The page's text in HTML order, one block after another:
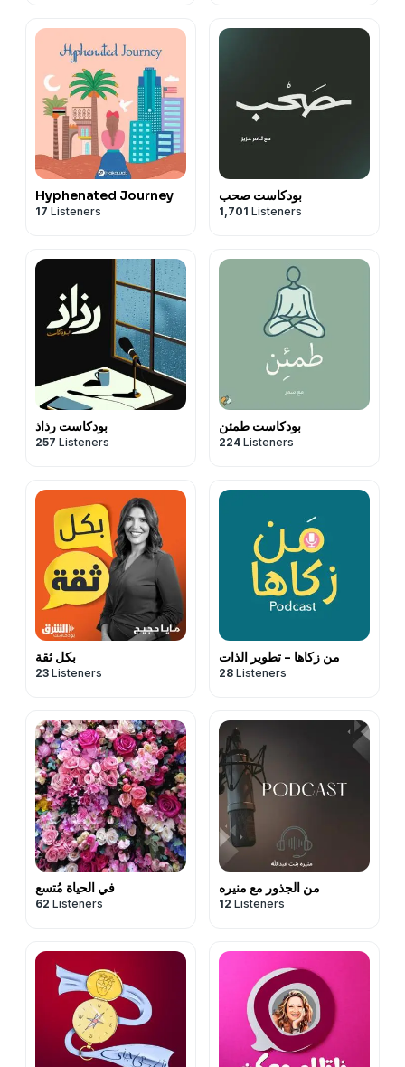
Hyphenated Journey
17 Listeners
بودكاست صحب
1,701 Listeners
بودكاست رذاذ
257 Listeners
بودكاست طمئن
224 Listeners
بكل ثقة
23 Listeners
من زكاها - تطوير الذات
28 Listeners
في الحياة مُتسع
62 Listeners
من الجذور مع منيره
12 Listeners